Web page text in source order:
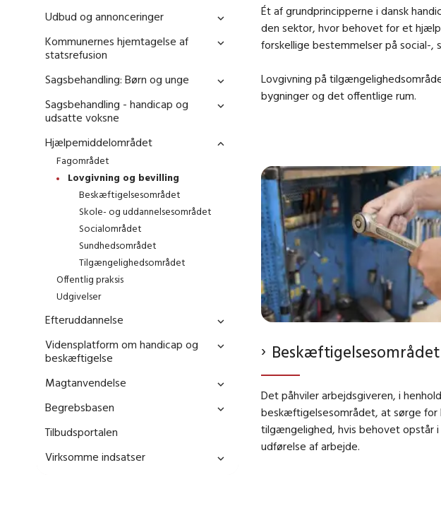
Udbud og annonceringer
Kommunernes hjemtagelse af
statsrefusion
Sagsbehandling: Børn og unge
Sagsbehandling - handicap og
udsatte voksne
Hjælpemiddelområdet
Fagområdet
Lovgivning og bevilling
Beskæftigelsesområdet
Skole- og uddannelsesområdet
Socialområdet
Sundhedsområdet
Tilgængelighedsområdet
Offentlig praksis
Udgivelser
Efteruddannelse
Vidensplatform om handicap og
beskæftigelse
Magtanvendelse
Begrebsbasen
Tilbudsportalen
Virksomme indsatser
Ét af grundprincipperne i dansk
den sektor, hvor behovet for et
forskellige bestemmelser på social-,
Lovgivning på
bygninger og det offentlige rum.
Beskæftigelsesområdet
Det påhviler arbejdsgiveren, i
beskæftigelsesområdet, at sørge
tilgængelighed, hvis behovet opstår
udførelse af arbejde.